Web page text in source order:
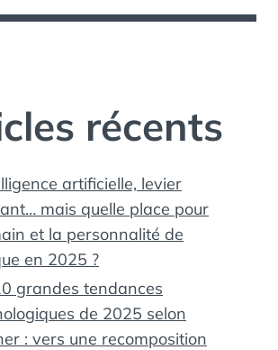
récents
artificielle, levier
mais quelle place pour
et la personnalité de
en 2025 ?
grandes tendances
de 2025 selon
: vers une recomposition